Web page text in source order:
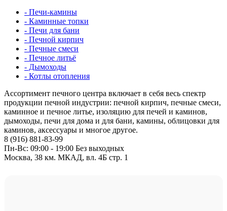
- Печи-камины
- Каминные топки
- Печи для бани
- Печной кирпич
- Печные смеси
- Печное литьё
- Дымоходы
- Котлы отопления
Ассортимент печного центра включает в себя весь спектр
продукции печной индустрии: печной кирпич, печные смеси,
каминное и печное литье, изоляцию для печей и каминов,
дымоходы, печи для дома и для бани, камины, облицовки для
каминов, аксессуары и многое другое.
8 (916) 881-83-99
Пн-Вс: 09:00 - 19:00 Без выходных
Москва, 38 км. МКАД, вл. 4Б стр. 1